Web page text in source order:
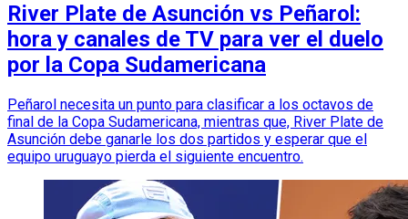
River Plate de Asunción vs Peñarol:
hora y canales de TV para ver el duelo
por la Copa Sudamericana
Peñarol necesita un punto para clasificar a los octavos de
final de la Copa Sudamericana, mientras que, River Plate de
Asunción debe ganarle los dos partidos y esperar que el
equipo uruguayo pierda el siguiente encuentro.